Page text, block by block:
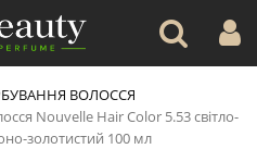
ВОЛОССЯ
Nouvelle Hair Color 5.53 світло-
золотистий 100 мл